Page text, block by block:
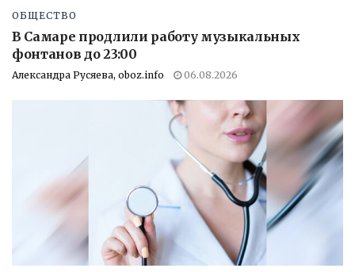
ОБЩЕСТВО
В Самаре продлили работу музыкальных
фонтанов до 23:00
Александра Русяева, oboz.info 06.08.2026